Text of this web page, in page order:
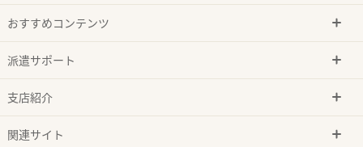
おすすめコンテンツ
派遣サポート
支店紹介
関連サイト